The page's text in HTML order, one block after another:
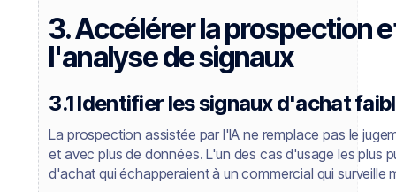
3. Accélérer la prospection
l'analyse de signaux
3.1 Identifier les signaux d'achat
La prospection assistée par l'IA ne remplace pas le
et avec plus de données. L'un des cas d'usage les plus
d'achat qui échapperaient à un commercial qui surveille